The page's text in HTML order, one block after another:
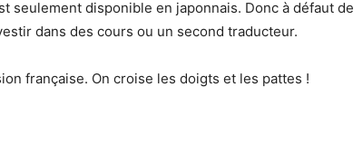
seulement disponible en japonnais. Donc à défaut de
dans des cours ou un second traducteur.
française. On croise les doigts et les pattes !